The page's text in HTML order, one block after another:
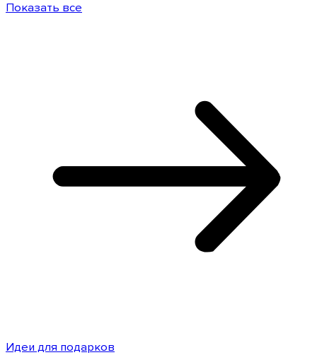
Показать все
Идеи для подарков